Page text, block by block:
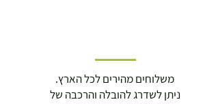
משלוחים מהירים לכל הארץ.
ניתן לשדרג להובלה והרכבה של